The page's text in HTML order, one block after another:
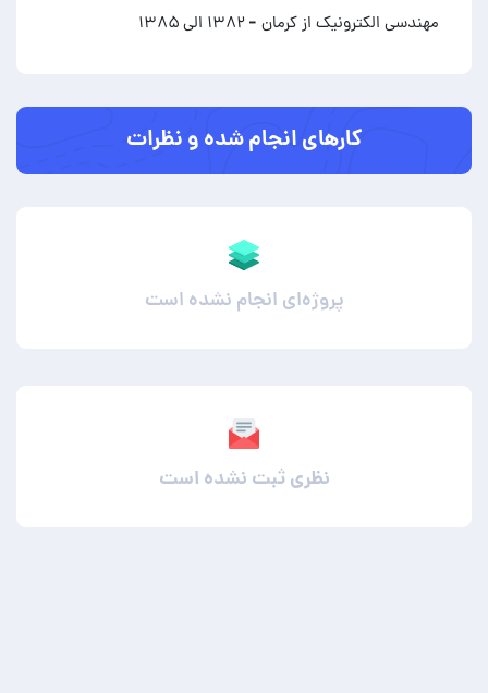
مهندسی الکترونیک از کرمان - ۱۳۸۲ الی ۱۳۸۵
کارهای انجام شده و نظرات
پروژه‌ای انجام نشده است
نظری ثبت نشده است